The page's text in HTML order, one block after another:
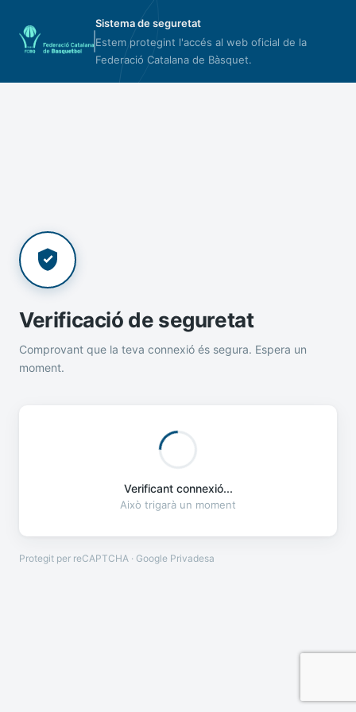
Sistema de seguretat
Estem protegint l'accés al web oficial de la
Federació Catalana de Bàsquet.
Verificació de seguretat
Comprovant que la teva connexió és segura. Espera un
moment.
Verificant connexió...
Això trigarà un moment
Protegit per reCAPTCHA · Google Privadesa